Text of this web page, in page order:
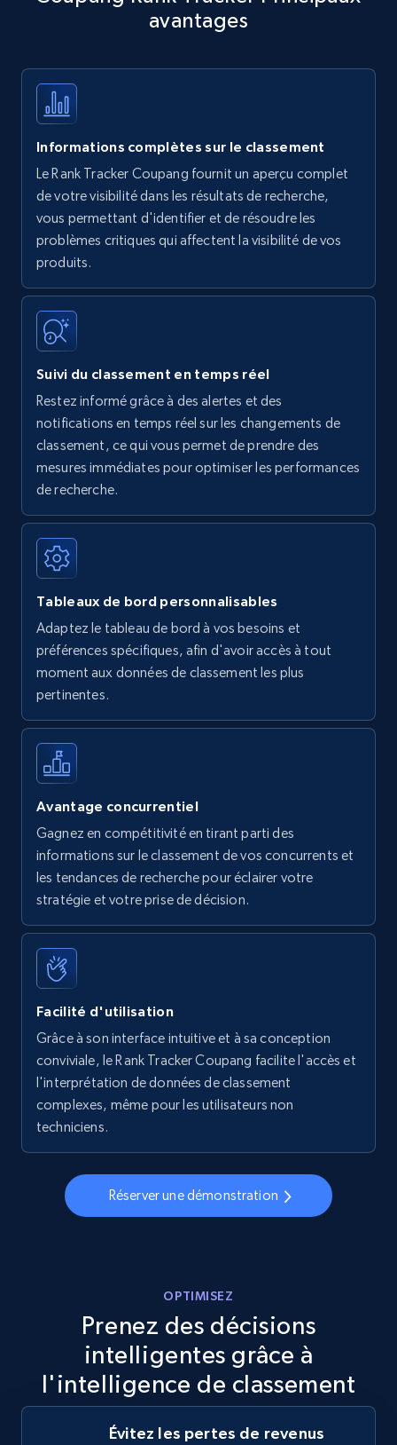
Title, Seller name, Brand, Description, Initial
35.3K+
Amazon products - find products by using
upc numbers
Title, Seller name, Brand, Description, Initial
price, Currency, Availability, Reviews count, and
more.
Amazon Reviews
URL, Product name, Product rating, Product
rating object, Product rating max, Rating,
Author name, Asin, and more.
Walmart - products
URL, Final price, Sku, Currency, Gtin,
Specifications, Image urls, Top reviews, and
more.
using specific category URL
URL, Final price, Sku, Currency, Gtin,
Specifications, Image urls, Top reviews, and
more.
Walmart - products - Collects products by
specific keywords
URL, Final price, Sku, Currency, Gtin,
Specifications, Image urls, Top reviews, and
more.
5.6K+
using sku numbers
URL, Final price, Sku, Currency, Gtin,
Specifications, Image urls, Top reviews, and
5.6K+ 876+ Commencer
avantages
Informations complètes sur le classement
Le Rank Tracker Coupang fournit un aperçu complet
de votre visibilité dans les résultats de recherche,
vous permettant d'identifier et de résoudre les
problèmes critiques qui affectent la visibilité de vos
produits.
Suivi du classement en temps réel
Restez informé grâce à des alertes et des
notifications en temps réel sur les changements de
classement, ce qui vous permet de prendre des
mesures immédiates pour optimiser les performances
de recherche.
Tableaux de bord personnalisables
Adaptez le tableau de bord à vos besoins et
préférences spécifiques, afin d'avoir accès à tout
moment aux données de classement les plus
pertinentes.
Avantage concurrentiel
Gagnez en compétitivité en tirant parti des
informations sur le classement de vos concurrents et
les tendances de recherche pour éclairer votre
stratégie et votre prise de décision.
Facilité d'utilisation
Grâce à son interface intuitive et à sa conception
conviviale, le Rank Tracker Coupang facilite l'accès et
l'interprétation de données de classement
complexes, même pour les utilisateurs non
techniciens.
Réserver une démonstration
OPTIMISEZ
Prenez des décisions
intelligentes grâce à
l'intelligence de classement
Évitez les pertes de revenus